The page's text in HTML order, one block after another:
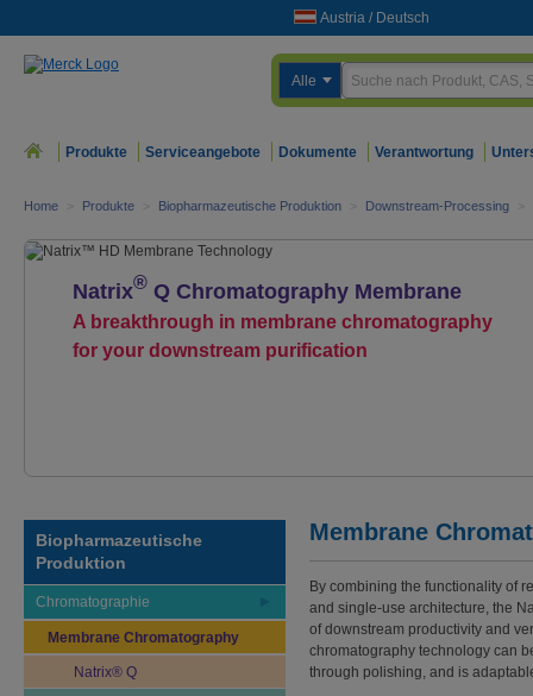
Austria / Deutsch
Alle
Produkte Serviceangebote Dokumente Verantwortung
Home > Produkte > Biopharmazeutische Produktion > Downstream-Processing >
Natrix® Q Chromatography Membrane
A breakthrough in membrane chromatography
for your downstream purification
Biopharmazeutische
Produktion
Chromatographie
Membrane Chromatography
Natrix® Q
Membrane
By combining the functionality of
and single-use architecture, the
of downstream productivity and
chromatography technology can
through polishing, and is